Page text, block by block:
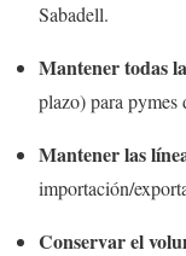
Sabadell.
Mantener todas
plazo) para pymes
Mantener las
importación/
Conservar el